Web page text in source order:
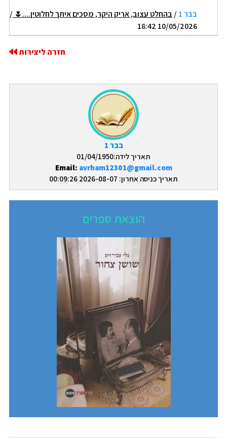
בבר 1
תאריך לידה:01/04/1950
Email: avrham12301@gmail.com
תאריך כניסה אחרון: 2026-08-07 00:09:26
הוצאת ספרים
בבר 1 / בהחלט עצוב, אריק היקר, מסכים איתך לחלוטין....🌷 /
10/05/2026 18:42
חזרה ליצירות